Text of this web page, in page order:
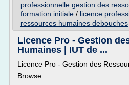
professionnelle gestion des
formation initiale / licence
ressources humaines debouches
Licence Pro - Gestion
Humaines | IUT de ...
Licence Pro - Gestion des
Browse: